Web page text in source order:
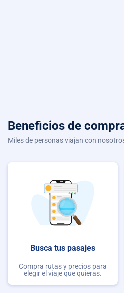
Beneficios de
Miles de personas viajan con
Busca tus pasajes
Compra rutas y precios para
elegir el viaje que quieras.